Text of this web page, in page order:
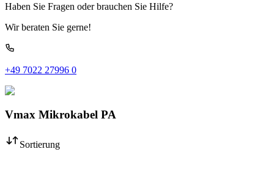
Haben Sie Fragen oder brauchen Sie Hilfe?
Wir beraten Sie gerne!
+49 7022 27996 0
Vmax Mikrokabel PA
Sortierung